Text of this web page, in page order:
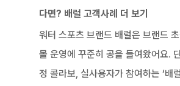
다면? 배럴 고객사례 더 보기
워터 스포츠 브랜드 배럴은 브랜드
몰 운영에 꾸준히 공을 들여왔어요.
정 콜라보, 실사용자가 참여하는 ‘배